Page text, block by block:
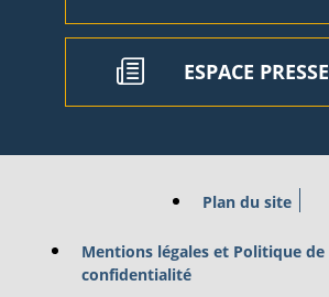
ESPACE PRESSE
Plan du site
Mentions légales et Politique de
confidentialité